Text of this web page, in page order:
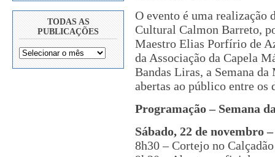
TODAS AS
PUBLICAÇÕES
O evento é uma realização
Cultural Calmon Barreto,
Maestro Elias Porfírio de
da Associação da Capela
Bandas Liras, a Semana
abertas ao público entre os
Programação – Semana
Sábado, 22 de novembro
8h30 – Cortejo no